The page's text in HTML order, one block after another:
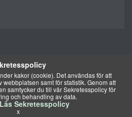
kakor (cookie). Det användas för att
samt för statistik. Genom att
samtycker du till vår Sekretesspolicy för
och behandling av data.
Läs Sekretesspolicy
x